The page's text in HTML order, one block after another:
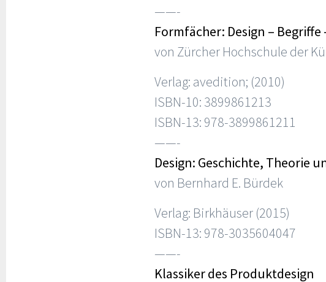
——-
Formfächer: Design – Begriffe
von Zürcher Hochschule der
Verlag: avedition; (2010)
ISBN-10: 3899861213
ISBN-13: 978-3899861211
——-
Design: Geschichte, Theorie
von Bernhard E. Bürdek
Verlag: Birkhäuser (2015)
ISBN-13: 978-3035604047
——-
Klassiker des Produktdesign